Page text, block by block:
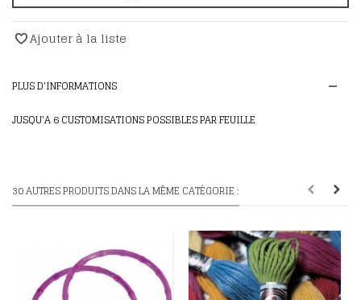
Ajouter à la liste
PLUS D'INFORMATIONS
JUSQU'A 6 CUSTOMISATIONS POSSIBLES PAR FEUILLE
30 AUTRES PRODUITS DANS LA MÊME CATÉGORIE :